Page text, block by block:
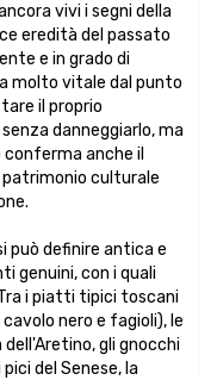
vivi i segni della
eredità del passato
e in grado di
molto vitale dal punto
il proprio
danneggiarlo, ma
anche il
patrimonio culturale
può definire antica e
genuini, con i quali
i piatti tipici toscani
nero e fagioli), le
gli gnocchi
del Senese, la